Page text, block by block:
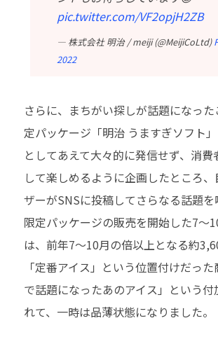
pic.twitter.com/VF2opjH2ZB
— 株式会社 明治 / meiji (@MeijiCoLtd)
2022
さらに、まちがい探しが話題になっ
定パッケージ「明治 うますぎソフト
としてあえて大々的に発信せず、消費
して楽しめるように企画したところ
ザーがSNSに投稿してさらなる話題を
限定パッケージの販売を開始した7～
は、前年7～10月の倍以上となる約
「定番アイス」という位置付けだっ
で話題になったあのアイス」という付
れて、一時は品薄状態になりました。